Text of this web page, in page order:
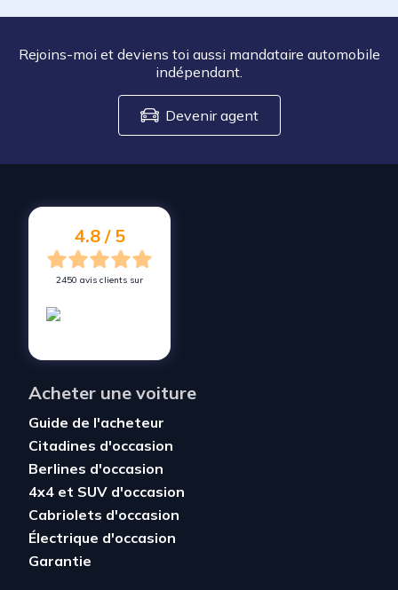
Rejoins-moi et deviens toi aussi mandataire automobile
indépendant.
Devenir agent
4.8 / 5
2450 avis clients sur
Acheter une voiture
Guide de l'acheteur
Citadines d'occasion
Berlines d'occasion
4x4 et SUV d'occasion
Cabriolets d'occasion
Électrique d'occasion
Garantie